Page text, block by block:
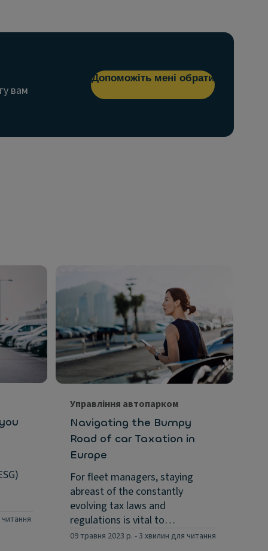
вам
Допоможіть мені обрати
Управління автопарком
Navigating the Bumpy
Road of car Taxation in
Europe
For fleet managers, staying
abreast of the constantly
evolving tax laws and
regulations is vital to…
09 травня 2023 р. -3 хвилин для читання